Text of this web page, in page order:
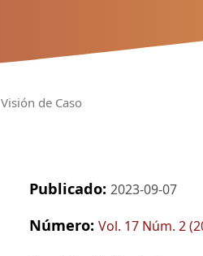
Visión de Caso
Publicado: 2023-09-07
Número: Vol. 17 Núm. 2